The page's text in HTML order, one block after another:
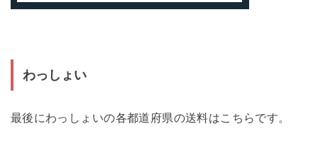
わっしょい
最後にわっしょいの各都道府県の送料はこちらです。